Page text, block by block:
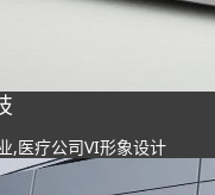
,医疗公司VI形象设计